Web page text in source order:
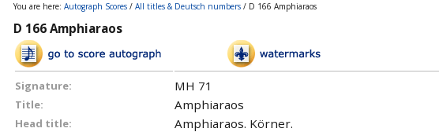
You are here: Autograph Scores / All titles & Deutsch numbers / D 166 Amphiaraos
D 166 Amphiaraos
Signature: MH 71
Title: Amphiaraos
Head title: Amphiaraos. Körner.